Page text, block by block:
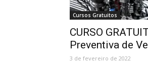
Cursos Gratuitos
CURSO
Preventiva de
3 de fevereiro de 2022